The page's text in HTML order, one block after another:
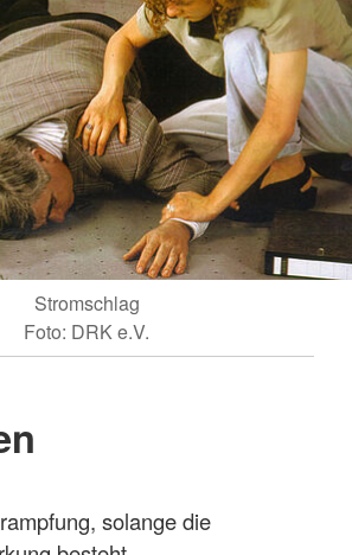
Stromschlag
Foto: DRK e.V.
solange die